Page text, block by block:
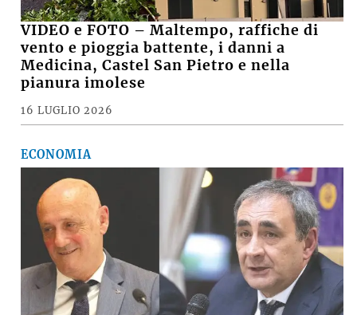
VIDEO e FOTO – Maltempo, raffiche di
vento e pioggia battente, i danni a
Medicina, Castel San Pietro e nella
pianura imolese
16 LUGLIO 2026
ECONOMIA